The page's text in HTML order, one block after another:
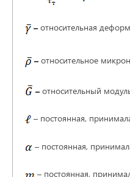
– относительная
– относительное
– относительный
– постоянная,
– постоянная,
– постоянная,